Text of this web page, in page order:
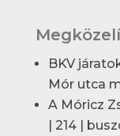
BKV
Mór utca
A Móricz
| 214 |